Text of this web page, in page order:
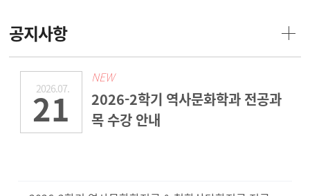
공지사항
2026.07.
21
NEW
2026-2학기 역사문화학과 전공과
목 수강 안내